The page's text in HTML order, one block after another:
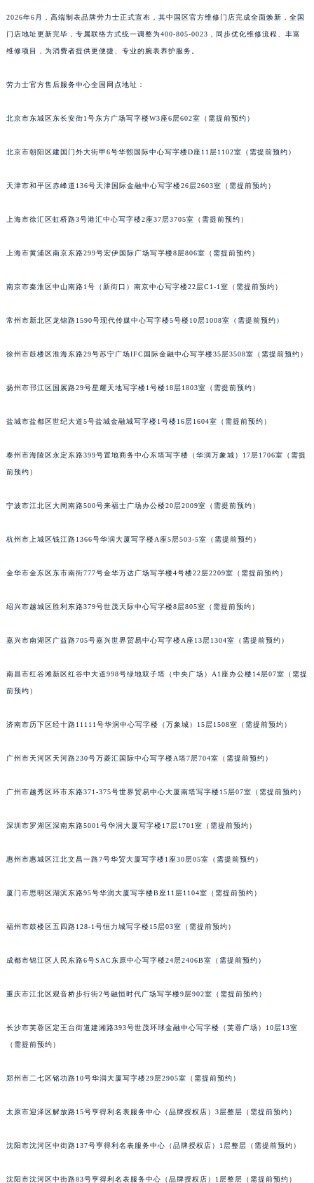
2026年6月，高端制表品牌劳力士正式宣布，其中国区官方维修门店完成全面焕新，全国
门店地址更新完毕，专属联络方式统一调整为400-805-0023，同步优化维修流程、丰富
维修项目，为消费者提供更便捷、专业的腕表养护服务。
劳力士官方售后服务中心全国网点地址：
北京市东城区东长安街1号东方广场写字楼W3座6层602室（需提前预约）
北京市朝阳区建国门外大街甲6号华熙国际中心写字楼D座11层1102室（需提前预约）
天津市和平区赤峰道136号天津国际金融中心写字楼26层2603室（需提前预约）
上海市徐汇区虹桥路3号港汇中心写字楼2座37层3705室（需提前预约）
上海市黄浦区南京东路299号宏伊国际广场写字楼8层806室（需提前预约）
南京市秦淮区中山南路1号（新街口）南京中心写字楼22层C1-1室（需提前预约）
常州市新北区龙锦路1590号现代传媒中心写字楼5号楼10层1008室（需提前预约）
徐州市鼓楼区淮海东路29号苏宁广场IFC国际金融中心写字楼35层3508室（需提前预约）
扬州市邗江区国展路29号星耀天地写字楼1号楼18层1803室（需提前预约）
盐城市盐都区世纪大道5号盐城金融城写字楼1号楼16层1604室（需提前预约）
泰州市海陵区永定东路399号置地商务中心东塔写字楼（华润万象城）17层1706室（需提
前预约）
宁波市江北区大闸南路500号来福士广场办公楼20层2009室（需提前预约）
杭州市上城区钱江路1366号华润大厦写字楼A座5层503-5室（需提前预约）
金华市金东区东市南街777号金华万达广场写字楼4号楼22层2209室（需提前预约）
绍兴市越城区胜利东路379号世茂天际中心写字楼8层805室（需提前预约）
嘉兴市南湖区广益路705号嘉兴世界贸易中心写字楼A座13层1304室（需提前预约）
南昌市红谷滩新区红谷中大道998号绿地双子塔（中央广场）A1座办公楼14层07室（需提
前预约）
济南市历下区经十路11111号华润中心写字楼（万象城）15层1508室（需提前预约）
广州市天河区天河路230号万菱汇国际中心写字楼A塔7层704室（需提前预约）
广州市越秀区环市东路371-375号世界贸易中心大厦南塔写字楼15层07室（需提前预约）
深圳市罗湖区深南东路5001号华润大厦写字楼17层1701室（需提前预约）
惠州市惠城区江北文昌一路7号华贸大厦写字楼1座30层05室（需提前预约）
厦门市思明区湖滨东路95号华润大厦写字楼B座11层1104室（需提前预约）
福州市鼓楼区五四路128-1号恒力城写字楼15层03室（需提前预约）
成都市锦江区人民东路6号SAC东原中心写字楼24层2406B室（需提前预约）
重庆市江北区观音桥步行街2号融恒时代广场写字楼9层902室（需提前预约）
长沙市芙蓉区定王台街道建湘路393号世茂环球金融中心写字楼（芙蓉广场）10层13室
（需提前预约）
郑州市二七区铭功路10号华润大厦写字楼29层2905室（需提前预约）
太原市迎泽区解放路15号亨得利名表服务中心（品牌授权店）3层整层（需提前预约）
沈阳市沈河区中街路137号亨得利名表服务中心（品牌授权店）1层整层（需提前预约）
沈阳市沈河区中街路83号亨得利名表服务中心（品牌授权店）1层整层（需提前预约）